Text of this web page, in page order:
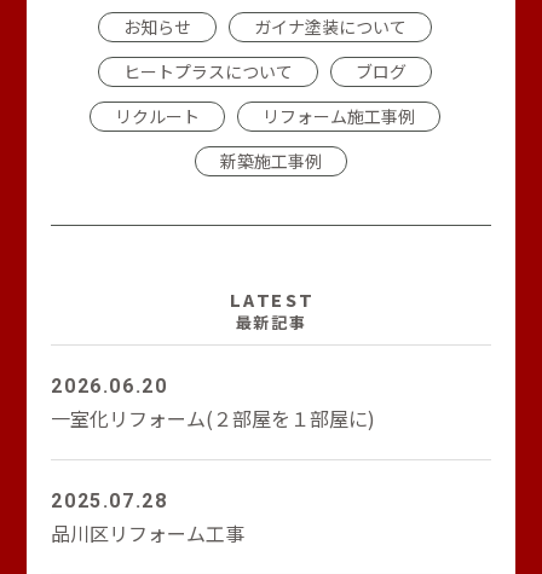
お知らせ
ガイナ塗装について
ヒートプラスについて
ブログ
リクルート
リフォーム施工事例
新築施工事例
LATEST
最新記事
2026.06.20
一室化リフォーム(２部屋を１部屋に)
2025.07.28
品川区リフォーム工事